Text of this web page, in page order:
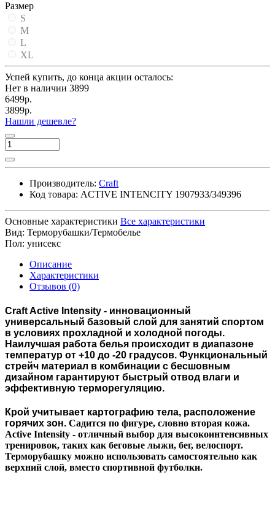
Размер
S
M
L
XL
Успей купить, до конца акции осталось:
Нет в наличии 3899
6499р.
3899р.
Нашли дешевле?
Производитель: Craft
Код товара: ACTIVE INTENCITY 1907933/349396
Основные характеристики Все характеристики
Вид: Терморубашки/Термобелье
Пол: унисекс
Описание
Характеристики
Отзывов (0)
Craft Active Intensity - инновационный
универсальный базовый слой для занятий спортом
в условиях прохладной и холодной погоды.
Наилучшая работа белья происходит в диапазоне
температур от +10 до -20 градусов. Функциональный
стрейч материал в комбинации с бесшовным
дизайном гарантируют быстрый отвод влаги и
эффективную терморегуляцию.
Крой учитывает картографию тела, расположение
горячих зон. Садится по фигуре, словно вторая кожа.
Active Intensity - отличный выбор для высокоинтенсивных
тренировок, таких как беговые лыжи, бег, велоспорт.
Терморубашку можно использовать самостоятельно как
верхний слой, вместо спортивной футболки.